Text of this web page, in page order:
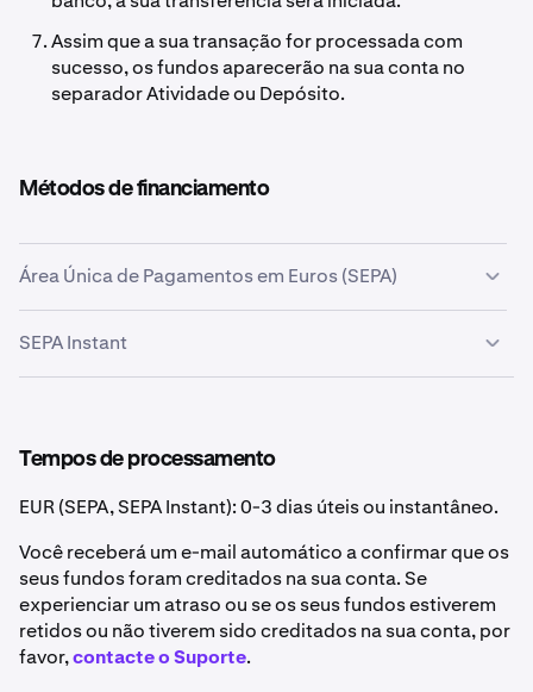
Assim que a sua transação for processada com
sucesso, os fundos aparecerão na sua conta no
separador Atividade ou Depósito.
Métodos de financiamento
Área Única de Pagamentos em Euros (SEPA)
A Área Única de Pagamentos em Euros (SEPA) é uma
Europeia que permite transferências eletrónicas
sobre SEPA.
SEPA Instant
segundos. Se o seu banco suporta SEPA Instant, você
pode enviar fundos de e para a sua conta Kraken em
tempo real. Poderão, por vezes, aplicar-se pequenos
parte do banco remetente e recetor.
As Transferências de Crédito Instantâneas SEPA (SCT
Ins) podem incorrer em encargos bancários, por isso,
por favor, contacte o seu banco para se informar sobre
Tempos de processamento
EUR (SEPA, SEPA Instant): 0-3 dias úteis ou instantâneo.
Você receberá um e-mail automático a confirmar que os
seus fundos foram creditados na sua conta. Se
experienciar um atraso ou se os seus fundos estiverem
retidos ou não tiverem sido creditados na sua conta, por
favor,contacte o Suporte.